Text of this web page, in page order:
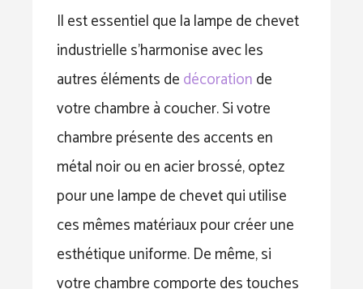
Il est essentiel que la lampe de chevet
industrielle s’harmonise avec les
autres éléments dedécorationde
votre chambre à coucher. Si votre
chambre présente des accents en
métal noir ou en acier brossé, optez
pour une lampe de chevet qui utilise
ces mêmes matériaux pour créer une
esthétique uniforme. De même, si
votre chambre comporte des touches